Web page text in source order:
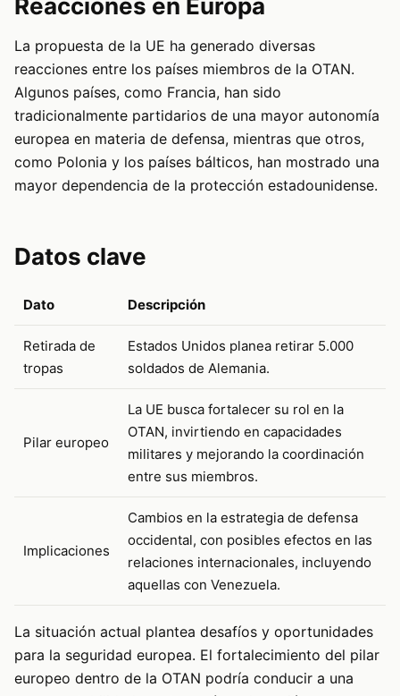
Reacciones en Europa
La propuesta de la UE ha generado diversas
reacciones entre los países miembros de la OTAN.
Algunos países, como Francia, han sido
tradicionalmente partidarios de una mayor autonomía
europea en materia de defensa, mientras que otros,
como Polonia y los países bálticos, han mostrado una
mayor dependencia de la protección estadounidense.
Datos clave
Dato Descripción
Retirada de
tropas
Estados Unidos planea retirar 5.000
soldados de Alemania.
Pilar europeo
La UE busca fortalecer su rol en la
OTAN, invirtiendo en capacidades
militares y mejorando la coordinación
entre sus miembros.
Implicaciones
Cambios en la estrategia de defensa
occidental, con posibles efectos en las
relaciones internacionales, incluyendo
aquellas con Venezuela.
La situación actual plantea desafíos y oportunidades
para la seguridad europea. El fortalecimiento del pilar
europeo dentro de la OTAN podría conducir a una